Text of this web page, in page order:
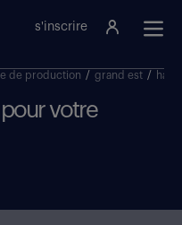
s'inscrire
de production / grand est /
votre